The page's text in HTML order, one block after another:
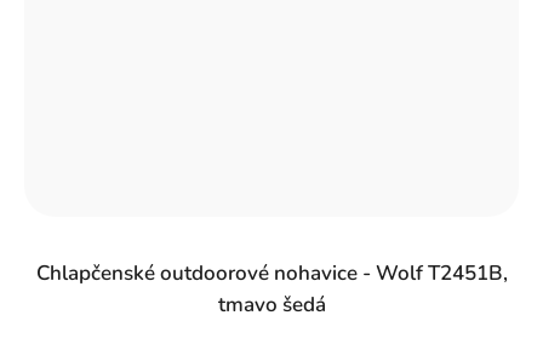
Chlapčenské outdoorové nohavice - Wolf T2451B,
tmavo šedá